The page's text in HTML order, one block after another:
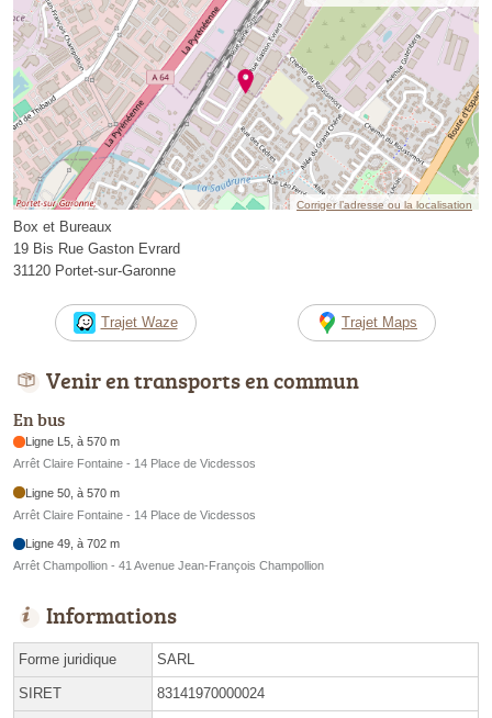
Corriger l’adresse ou la localisation
Box et Bureaux
19 Bis Rue Gaston Evrard
31120 Portet-sur-Garonne
Trajet Waze Trajet Maps
Venir en transports en commun
En bus
Ligne L5, à 570 m
Arrêt Claire Fontaine - 14 Place de Vicdessos
Ligne 50, à 570 m
Arrêt Claire Fontaine - 14 Place de Vicdessos
Ligne 49, à 702 m
Arrêt Champollion - 41 Avenue Jean-François Champollion
Informations
Forme juridique SARL
SIRET 83141970000024